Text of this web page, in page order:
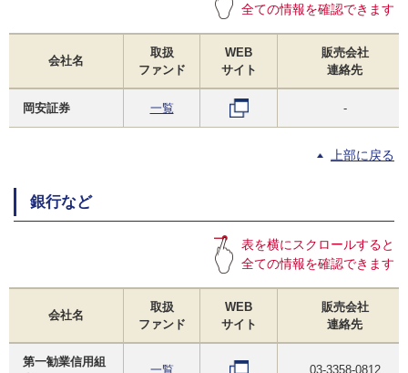
全ての情報を確認できます
会社名
取扱
ファンド
WEB
サイト
販売会社
連絡先
岡安証券 一覧 -
上部に戻る
銀行など
表を横にスクロールすると
全ての情報を確認できます
会社名
取扱
ファンド
WEB
サイト
販売会社
連絡先
第一勧業信用組
一覧 03-3358-0812